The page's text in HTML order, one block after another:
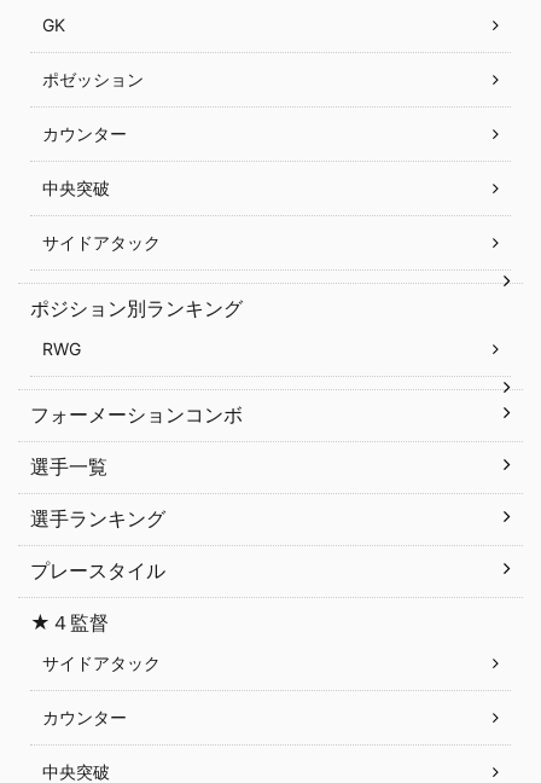
GK
ポゼッション
カウンター
中央突破
サイドアタック
ポジション別ランキング
RWG
フォーメーションコンボ
選手一覧
選手ランキング
プレースタイル
★４監督
サイドアタック
カウンター
中央突破